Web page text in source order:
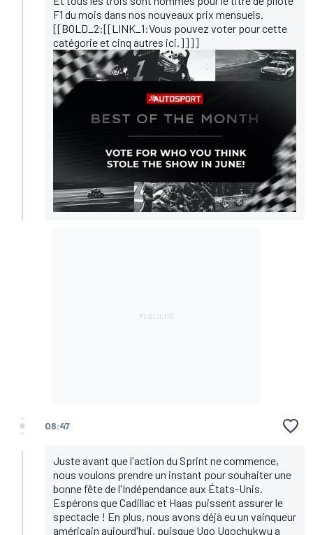
F1 du mois dans nos nouveaux prix mensuels.
[[BOLD_2:[[LINK_1:Vous pouvez voter pour cette
catégorie et cinq autres ici.]]]]
06:47
Juste avant que l'action du Sprint ne commence,
nous voulons prendre un instant pour souhaiter une
bonne fête de l'Indépendance aux États-Unis.
Espérons que Cadillac et Haas puissent assurer le
spectacle ! En plus, nous avons déjà eu un vainqueur
américain aujourd'hui, puisque Ugo Ugochukwu a